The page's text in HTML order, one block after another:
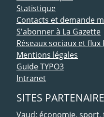
Statistique
Contacts et demande
S'abonner à La Gazette
Réseaux sociaux et flux
Mentions légales
Guide TYPO3
Intranet
SITES
Vaud: économie,